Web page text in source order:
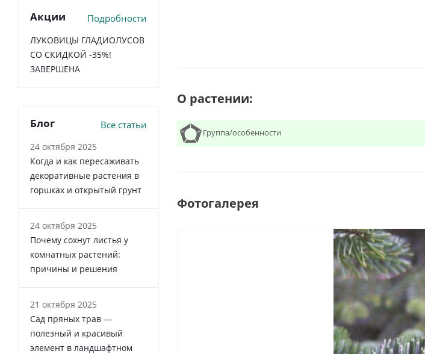
О растении:
Группа/особенности
Фотогалерея
Акции Подробности
ЛУКОВИЦЫ ГЛАДИОЛУСОВ
СО СКИДКОЙ -35%!
ЗАВЕРШЕНА
Блог Все статьи
24 октября 2025
Когда и как пересаживать
декоративные растения в
горшках и открытый грунт
24 октября 2025
Почему сохнут листья у
комнатных растений:
причины и решения
21 октября 2025
Сад пряных трав —
полезный и красивый
элемент в ландшафтном